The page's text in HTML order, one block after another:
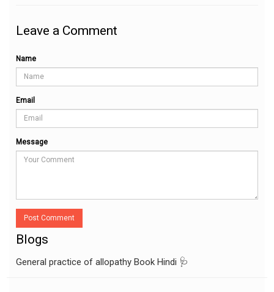
Leave a Comment
Name
Email
Message
Post Comment
Blogs
General practice of allopathy Book Hindi 🩺